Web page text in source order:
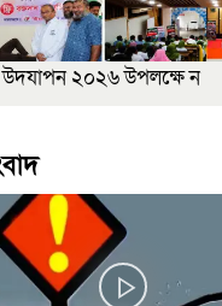
উদযাপন ২০২৬ উপলক্ষে ন